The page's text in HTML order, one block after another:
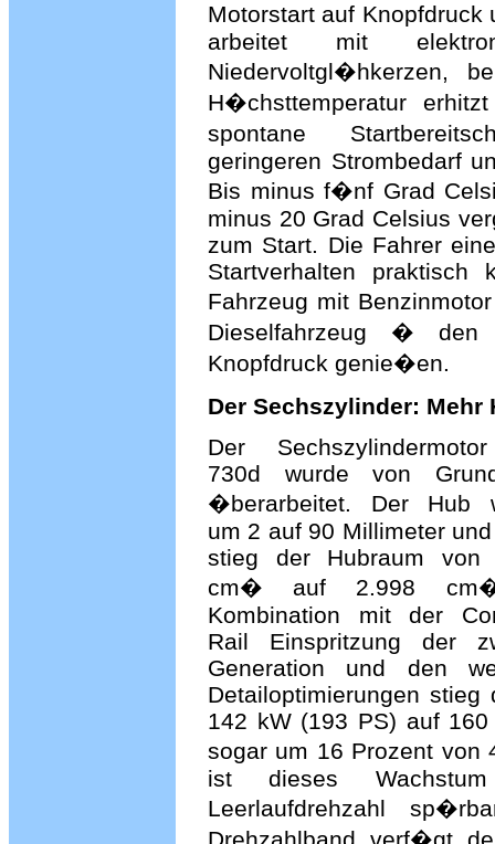
Motorstart auf
arbeitet mit
Niedervoltgl�hkerzen,
H�chsttemperatur
spontane
geringeren Strombedarf
Bis minus f�nf Grad
minus 20 Grad Celsius
zum Start. Die Fahrer
Startverhalten praktisch
Fahrzeug mit
Dieselfahrzeug � den
Knopfdruck genie�en.
Der Sechszylinder: Mehr
Der
730d wurde von
�berarbeitet. Der Hub
um 2 auf 90 Millimeter
stieg der Hubraum von
cm� auf 2.998
Kombination mit der
Rail Einspritzung der
Generation und den
Detailoptimierungen
142 kW (193 PS) auf
sogar um 16 Prozent
ist dieses
Leerlaufdrehzahl